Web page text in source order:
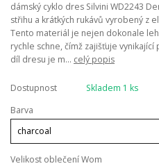
dámský cyklo dres Silvini WD2243
střihu a krátkých rukávů vyrobený z
Tento materiál je nejen dokonale
rychle schne, čímž zajišťuje
díl dresu je m... celý popis
Dostupnost
Skladem 1 ks
Barva
Velikost oblečení Wom